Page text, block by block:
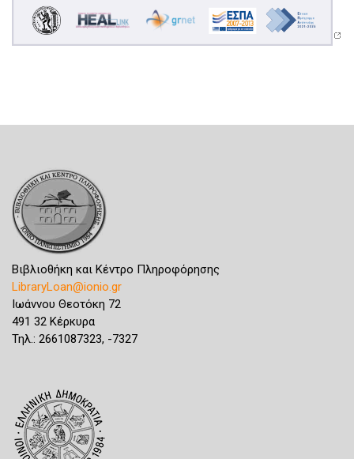
Βιβλιοθήκη και Κέντρο Πληροφόρησης
LibraryLoan@ionio.gr
Ιωάννου Θεοτόκη 72
491 32 Κέρκυρα
Τηλ.: 2661087323, -7327